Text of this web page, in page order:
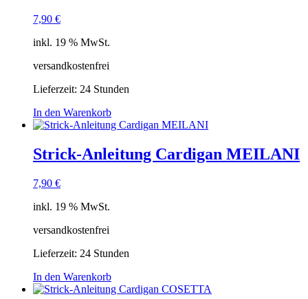
7,90 €
inkl. 19 % MwSt.
versandkostenfrei
Lieferzeit: 24 Stunden
In den Warenkorb
Strick-Anleitung Cardigan MEILANI
7,90 €
inkl. 19 % MwSt.
versandkostenfrei
Lieferzeit: 24 Stunden
In den Warenkorb